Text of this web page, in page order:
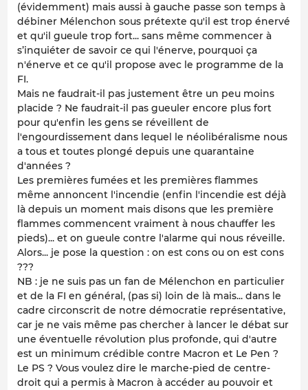
(évidemment) mais aussi à gauche passe son temps à
débiner Mélenchon sous prétexte qu'il est trop énervé
et qu'il gueule trop fort... sans même commencer à
s’inquiéter de savoir ce qui l'énerve, pourquoi ça
n'énerve et ce qu'il propose avec le programme de la
FI.
Mais ne faudrait-il pas justement être un peu moins
placide ? Ne faudrait-il pas gueuler encore plus fort
pour qu'enfin les gens se réveillent de
l'engourdissement dans lequel le néolibéralisme nous
a tous et toutes plongé depuis une quarantaine
d'années ?
Les premières fumées et les premières flammes
même annoncent l'incendie (enfin l'incendie est déjà
là depuis un moment mais disons que les première
flammes commencent vraiment à nous chauffer les
pieds)... et on gueule contre l'alarme qui nous réveille.
Alors... je pose la question : on est cons ou on est cons
???
NB : je ne suis pas un fan de Mélenchon en particulier
et de la FI en général, (pas si) loin de là mais... dans le
cadre circonscrit de notre démocratie représentative,
car je ne vais même pas chercher à lancer le débat sur
une éventuelle révolution plus profonde, qui d'autre
est un minimum crédible contre Macron et Le Pen ?
Le PS ? Vous voulez dire le marche-pied de centre-
droit qui a permis à Macron à accéder au pouvoir et